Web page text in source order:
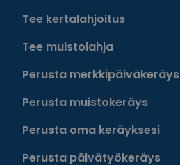
Tee kertalahjoitus
Tee muistolahja
Perusta merkkipäiväkeräys
Perusta muistokeräys
Perusta oma keräyksesi
Perusta päivätyökeräys